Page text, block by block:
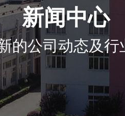
新闻中心
的公司动态及行